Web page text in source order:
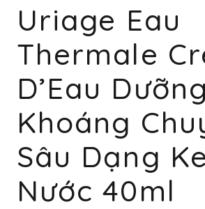
Uriage Eau
Thermale
D’Eau
Khoáng
Sâu Dạng
Nước 40ml